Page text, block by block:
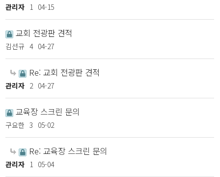
관리자 1 04-15
교회 전광판 견적
김선규 4 04-27
Re: 교회 전광판 견적
관리자 2 04-27
교육장 스크린 문의
구요한 3 05-02
Re: 교육장 스크린 문의
관리자 1 05-04